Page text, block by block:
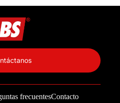
frecuentesContacto